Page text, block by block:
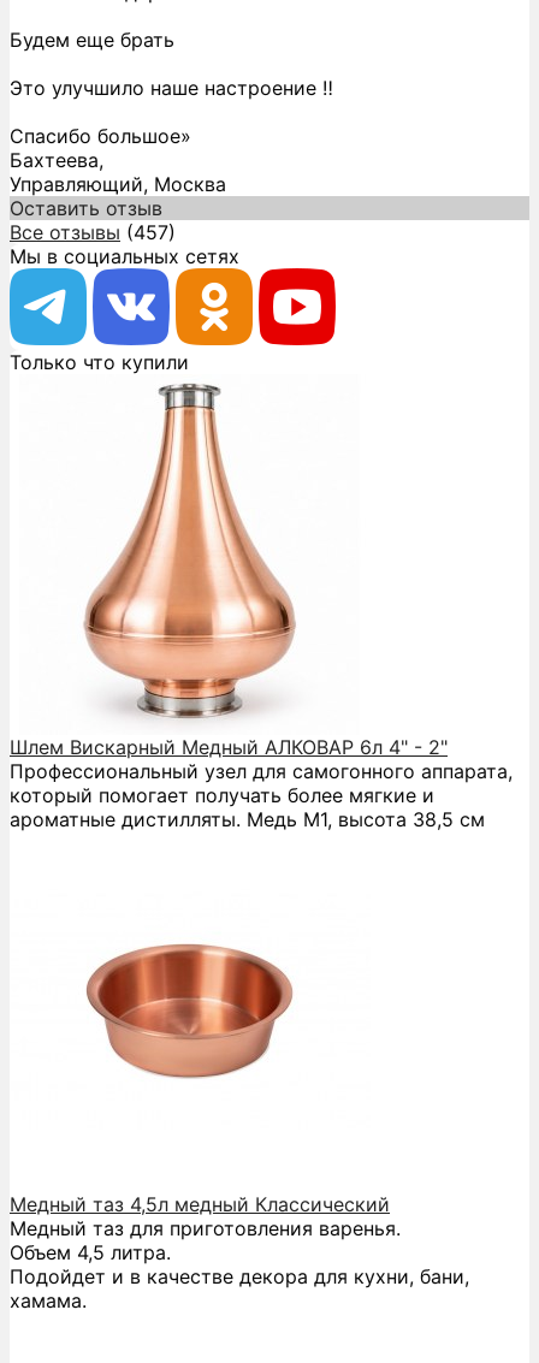
Будем еще брать
Это улучшило наше настроение ‼️
Спасибо большое»
Бахтеева,
Управляющий, Москва
Оставить отзыв
Все отзывы (457)
Мы в социальных сетях
Только что купили
Шлем Вискарный Медный АЛКОВАР 6л 4" - 2"
Профессиональный узел для самогонного аппарата,
который помогает получать более мягкие и
ароматные дистилляты. Медь М1, высота 38,5 см
Медный таз 4,5л медный Классический
Медный таз для приготовления варенья.
Объем 4,5 литра.
Подойдет и в качестве декора для кухни, бани,
хамама.